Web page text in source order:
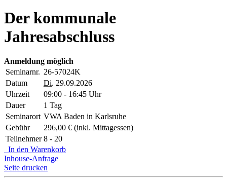
Der kommunale
Jahresabschluss
Anmeldung möglich
Seminarnr. 26-57024K
Datum
Di. 29.09.2026
Uhrzeit
09:00 - 16:45 Uhr
Dauer
1 Tag
Seminarort VWA Baden in Karlsruhe
Gebühr
296,00 € (inkl. Mittagessen)
Teilnehmer 8 - 20
In den Warenkorb
Inhouse-Anfrage
Seite drucken